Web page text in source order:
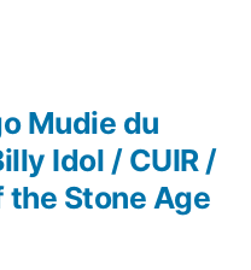
:
Mudie du
Idol / CUIR /
the Stone Age